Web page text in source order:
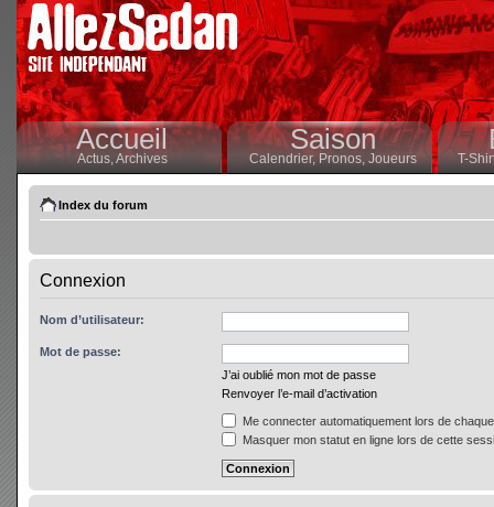
Accueil
Actus,Archives
Saison
Calendrier,Pronos, Joueurs T-
Index du forum
Connexion
Nom d’utilisateur:
Mot de passe:
J’ai oublié mon mot de passe
Renvoyer l’e-mail d’activation
Me connecter automatiquement lors de
Masquer mon statut en ligne lors de cette